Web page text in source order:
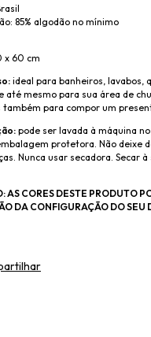
85% algodão no mínimo
x 60 cm
ideal para banheiros, lavabos,
até mesmo para sua área de
também para compor um
pode ser lavada à máquina
protetora. Não deixe
Nunca usar secadora. Secar
AS CORES DESTE PRODUTO
DA CONFIGURAÇÃO DO SEU